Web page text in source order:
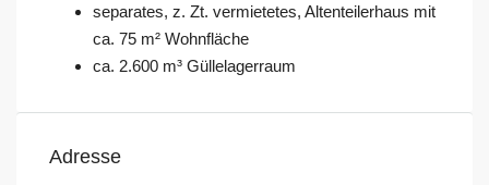
separates, z. Zt. vermietetes, Altenteilerhaus mit
ca. 75 m² Wohnfläche
ca. 2.600 m³ Güllelagerraum
Adresse